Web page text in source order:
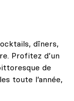
dîners,
Profitez d’un
de
toute l’année,